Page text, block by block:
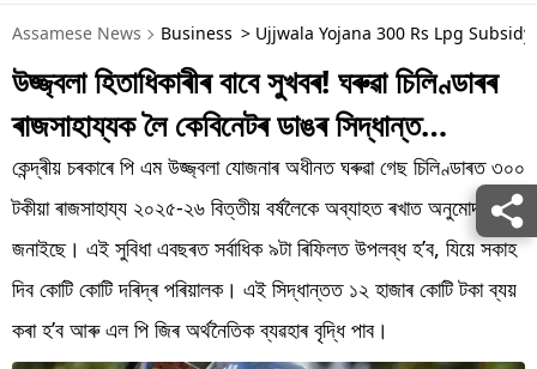
ভাৰত
মনোৰঞ্জন
ব্যৱসায়
শিক্ষা
খেল
জীৱনশৈলী
Assamese News Business > Ujjwala Yojana 300 Rs Lpg
উজ্জ্বলা হিতাধিকাৰীৰ বাবে সুখবৰ! ঘৰুৱা চিলিণ্ডাৰৰ
ৰাজসাহায্যক লৈ কেবিনেটৰ ডাঙৰ সিদ্ধান্ত…
কেন্দ্ৰীয় চৰকাৰে পি এম উজ্জ্বলা যোজনাৰ অধীনত ঘৰুৱা গেছ চিলিণ্ডাৰত ৩০০
টকীয়া ৰাজসাহায্য ২০২৫-২৬ বিত্তীয় বৰ্ষলৈকে অব্যাহত ৰখাত অনুমোদন
জনাইছে। এই সুবিধা এবছৰত সৰ্বাধিক ৯টা ৰিফিলত উপলব্ধ হ’ব, যিয়ে সকাহ
দিব কোটি কোটি দৰিদ্ৰ পৰিয়ালক। এই সিদ্ধান্তত ১২ হাজাৰ কোটি টকা ব্যয়
কৰা হ’ব আৰু এল পি জিৰ অৰ্থনৈতিক ব্যৱহাৰ বৃদ্ধি পাব।